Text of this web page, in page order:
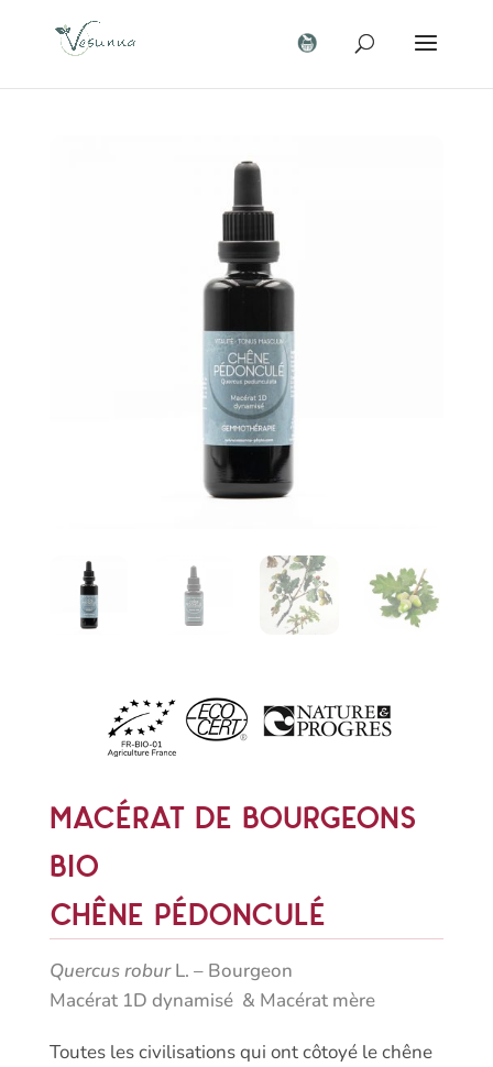
Macérat de bourgeons
bio
Chêne pédonculé
QuercusroburL. – Bourgeon
Macérat 1D dynamisé & Macérat mère
Toutes les civilisations qui ont côtoyé le chêne